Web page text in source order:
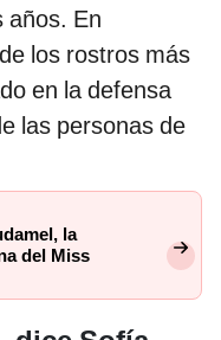
años. En
los rostros más
en la defensa
las personas de
la
del Miss